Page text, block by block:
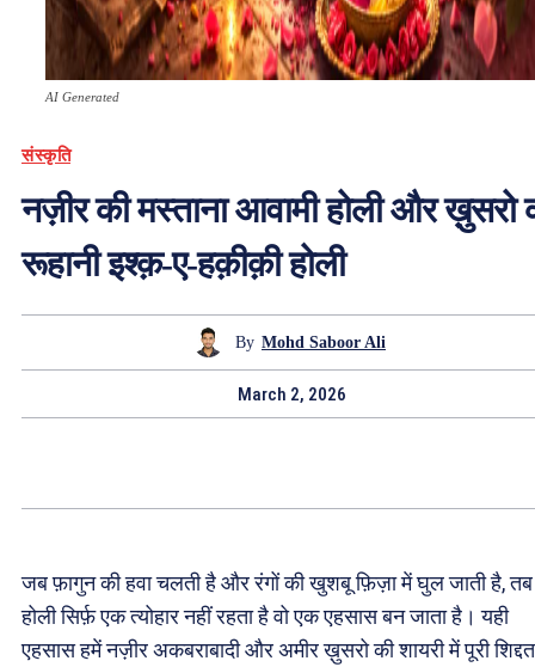
AI Generated
संस्कृति
नज़ीर की मस्ताना आवामी होली और ख़ुसरो
रूहानी इश्क़-ए-हक़ीक़ी होली
By Mohd Saboor Ali
March 2, 2026
जब फ़ागुन की हवा चलती है और रंगों की खुशबू फ़िज़ा में घुल जाती है, तब
होली सिर्फ़ एक त्योहार नहीं रहता है वो एक एहसास बन जाता है। यही
एहसास हमें नज़ीर अकबराबादी और अमीर ख़ुसरो की शायरी में पूरी